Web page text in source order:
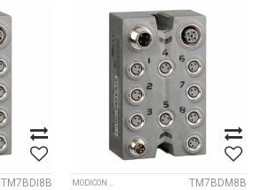
TM7BDI8B MODICON TM7 IP67 MODULARNI I/O SISTEM TM7BDM8B